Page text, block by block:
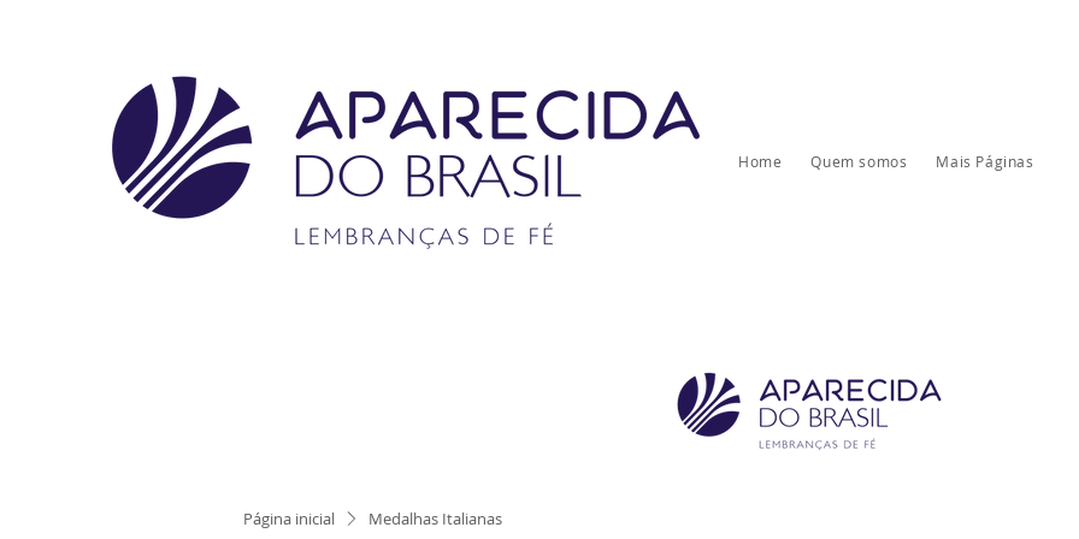
Home Quem somos Mais Páginas
Página inicial Medalhas Italianas